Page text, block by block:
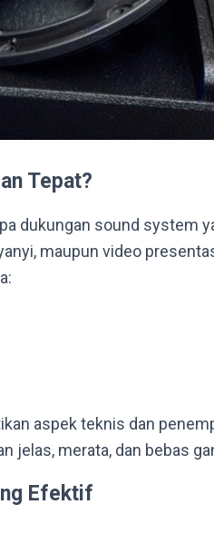
Tepat?
dukungan sound system
maupun video
aspek teknis dan
jelas, merata, dan bebas
Efektif